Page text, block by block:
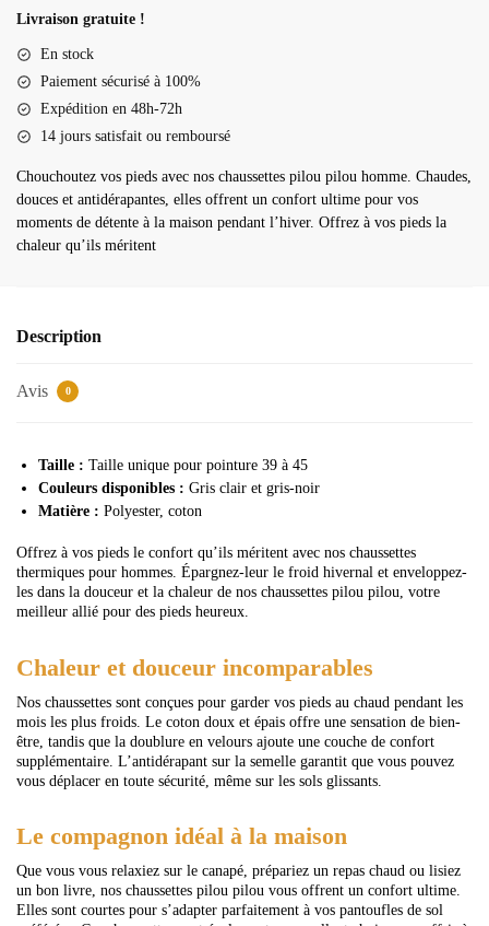
pilou
homme
Livraison gratuite !
En stock
Paiement sécurisé à 100%
Expédition en 48h-72h
14 jours satisfait ou remboursé
Chouchoutez vos pieds avec nos chaussettes pilou pilou homme. Chaudes,
douces et antidérapantes, elles offrent un confort ultime pour vos
moments de détente à la maison pendant l’hiver. Offrez à vos pieds la
chaleur qu’ils méritent
Description
Avis 0
Taille : Taille unique pour pointure 39 à 45
Couleurs disponibles : Gris clair et gris-noir
Matière : Polyester, coton
Offrez à vos pieds le confort qu’ils méritent avec nos chaussettes
thermiques pour hommes. Épargnez-leur le froid hivernal et enveloppez-
les dans la douceur et la chaleur de nos chaussettes pilou pilou, votre
meilleur allié pour des pieds heureux.
Chaleur et douceur incomparables
Nos chaussettes sont conçues pour garder vos pieds au chaud pendant les
mois les plus froids. Le coton doux et épais offre une sensation de bien-
être, tandis que la doublure en velours ajoute une couche de confort
supplémentaire. L’antidérapant sur la semelle garantit que vous pouvez
vous déplacer en toute sécurité, même sur les sols glissants.
Le compagnon idéal à la maison
Que vous vous relaxiez sur le canapé, prépariez un repas chaud ou lisiez
un bon livre, nos chaussettes pilou pilou vous offrent un confort ultime.
Elles sont courtes pour s’adapter parfaitement à vos pantoufles de sol